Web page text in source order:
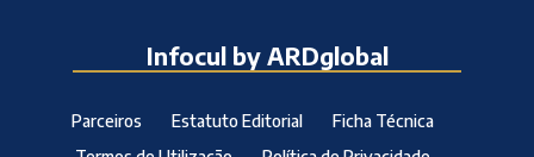
Infocul by ARDglobal
Parceiros Estatuto Editorial
Ficha Técnica